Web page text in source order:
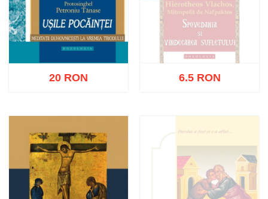
Adaugă în coș
20 RON 6.5 RON